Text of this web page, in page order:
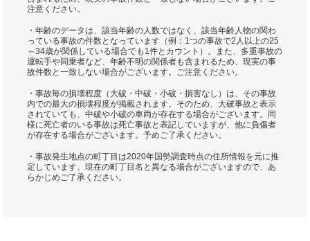
注意ください。
・年齢のデータは、該当年齢の人数ではなく、該当年齢人物の関わ
っている事故の件数となっています（例：1つの事故で2人以上の25
～34歳が関係している場合でも1件とカウント）。また、多重事故の
運転手や同乗者など、年齢不明の関係者も含まれるため、現実の事
故件数と一致しない場合がございます。ご注意ください。
・事故毎の損壊程度（大破・中破・小破・損害なし）は、その事故
内での最大の損壊程度が掲載されます。そのため、大破事故と表示
されていても、中破や小破の車両が存在する場合がございます。同
様に死亡者のいる事故は死亡事故と表記していますが、他に負傷者
が存在する場合がございます。予めご了承ください。
・事故発生地点の町丁目は2020年国勢調査時点の住所情報を元に推
定しています。現在の町丁目名と異なる場合がございますので、あ
らかじめご了承ください。